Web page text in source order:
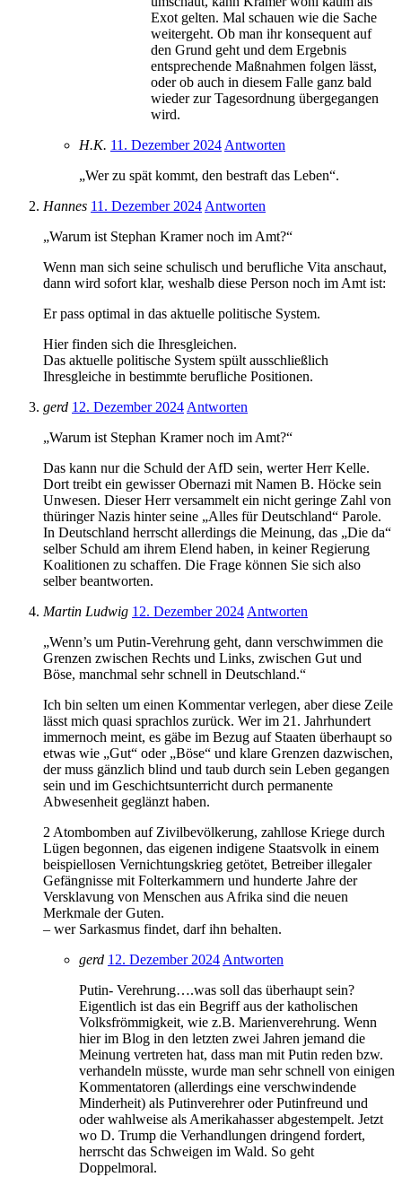
Exot gelten. Mal schauen wie die Sache
weitergeht. Ob man ihr konsequent auf
den Grund geht und dem Ergebnis
entsprechende Maßnahmen folgen lässt,
oder ob auch in diesem Falle ganz bald
wieder zur Tagesordnung übergegangen
wird.
H.K. 11. Dezember 2024 Antworten
„Wer zu spät kommt, den bestraft das Leben“.
Hannes 11. Dezember 2024 Antworten
„Warum ist Stephan Kramer noch im Amt?“
Wenn man sich seine schulisch und berufliche Vita anschaut,
dann wird sofort klar, weshalb diese Person noch im Amt ist:
Er pass optimal in das aktuelle politische System.
Hier finden sich die Ihresgleichen.
Das aktuelle politische System spült ausschließlich
Ihresgleiche in bestimmte berufliche Positionen.
gerd 12. Dezember 2024 Antworten
„Warum ist Stephan Kramer noch im Amt?“
Das kann nur die Schuld der AfD sein, werter Herr Kelle.
Dort treibt ein gewisser Obernazi mit Namen B. Höcke sein
Unwesen. Dieser Herr versammelt ein nicht geringe Zahl von
thüringer Nazis hinter seine „Alles für Deutschland“ Parole.
In Deutschland herrscht allerdings die Meinung, das „Die da“
selber Schuld am ihrem Elend haben, in keiner Regierung
Koalitionen zu schaffen. Die Frage können Sie sich also
selber beantworten.
Martin Ludwig 12. Dezember 2024 Antworten
„Wenn’s um Putin-Verehrung geht, dann verschwimmen die
Grenzen zwischen Rechts und Links, zwischen Gut und
Böse, manchmal sehr schnell in Deutschland.“
Ich bin selten um einen Kommentar verlegen, aber diese Zeile
lässt mich quasi sprachlos zurück. Wer im 21. Jahrhundert
immernoch meint, es gäbe im Bezug auf Staaten überhaupt so
etwas wie „Gut“ oder „Böse“ und klare Grenzen dazwischen,
der muss gänzlich blind und taub durch sein Leben gegangen
sein und im Geschichtsunterricht durch permanente
Abwesenheit geglänzt haben.
2 Atombomben auf Zivilbevölkerung, zahllose Kriege durch
Lügen begonnen, das eigenen indigene Staatsvolk in einem
beispiellosen Vernichtungskrieg getötet, Betreiber illegaler
Gefängnisse mit Folterkammern und hunderte Jahre der
Versklavung von Menschen aus Afrika sind die neuen
Merkmale der Guten.
– wer Sarkasmus findet, darf ihn behalten.
gerd 12. Dezember 2024 Antworten
Putin- Verehrung….was soll das überhaupt sein?
Eigentlich ist das ein Begriff aus der katholischen
Volksfrömmigkeit, wie z.B. Marienverehrung. Wenn
hier im Blog in den letzten zwei Jahren jemand die
Meinung vertreten hat, dass man mit Putin reden bzw.
verhandeln müsste, wurde man sehr schnell von einigen
Kommentatoren (allerdings eine verschwindende
Minderheit) als Putinverehrer oder Putinfreund und
oder wahlweise als Amerikahasser abgestempelt. Jetzt
wo D. Trump die Verhandlungen dringend fordert,
herrscht das Schweigen im Wald. So geht
Doppelmoral.